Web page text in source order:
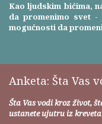
Kao ljudskim bićima,
da promenimo svet
mogućnosti da
Anketa: Šta Vas
Šta Vas vodi kroz život,
ustanete ujutru iz